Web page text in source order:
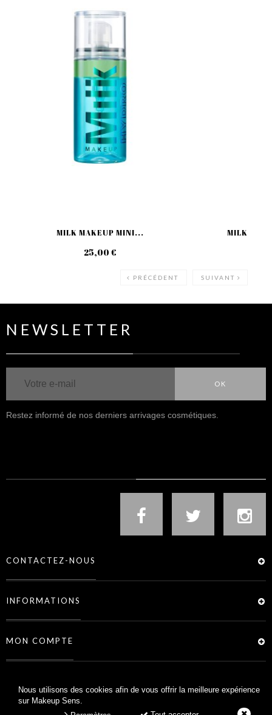
Nous utilisons des cookies afin de vous offrir la meilleure expérience
sur Makeup Sens.
MILK MAKEUP MINI...
25,00 €
MILK
PRÉCÉDENT SUIVANT
NEWSLETTER
OK
Restez informé de nos derniers arrivages cosmétiques.
CONTACTEZ-NOUS
INFORMATIONS
MON COMPTE